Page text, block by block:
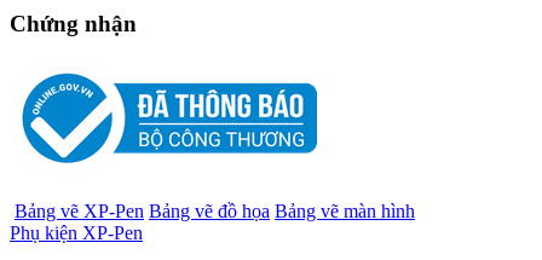
Chứng nhận
Bảng vẽ XP-Pen Bảng vẽ đồ họa Bảng vẽ màn hình
Phụ kiện XP-Pen